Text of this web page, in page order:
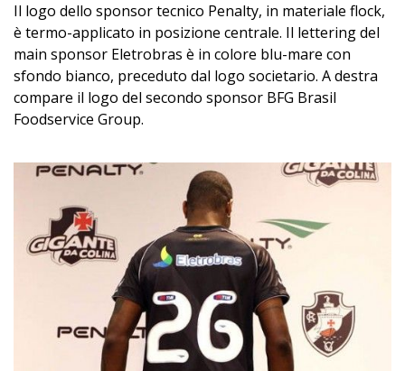
Il logo dello sponsor tecnico Penalty, in materiale flock,
è termo-applicato in posizione centrale. Il lettering del
main sponsor Eletrobras è in colore blu-mare con
sfondo bianco, preceduto dal logo societario. A destra
compare il logo del secondo sponsor BFG Brasil
Foodservice Group.